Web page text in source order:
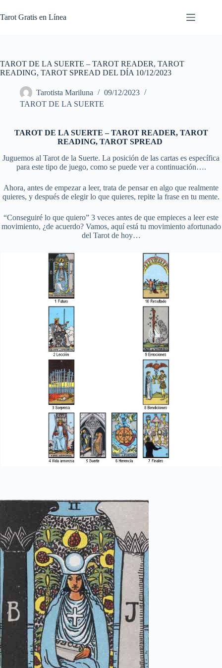
to
content
Tarot Gratis en Línea
TAROT DE LA SUERTE – TAROT READER, TAROT
READING, TAROT SPREAD DEL DÍA 10/12/2023
Tarotista Mariluna
09/12/2023
TAROT DE LA SUERTE
TAROT DE LA SUERTE – TAROT READER, TAROT
READING, TAROT SPREAD
Juguemos al Tarot de la Suerte. La posición de las cartas es específica
para este tipo de juego, como se puede ver a continuación….
Ahora, antes de empezar a leer, trata de pensar en algo que realmente
quieres, y después de elegir lo que quieres, repite la frase en tu mente.
“Conseguiré lo que quiero” 3 veces antes de que empieces a leer este
movimiento, ¿de acuerdo? Vamos, aquí está tu movimiento afortunado
del Tarot de hoy…